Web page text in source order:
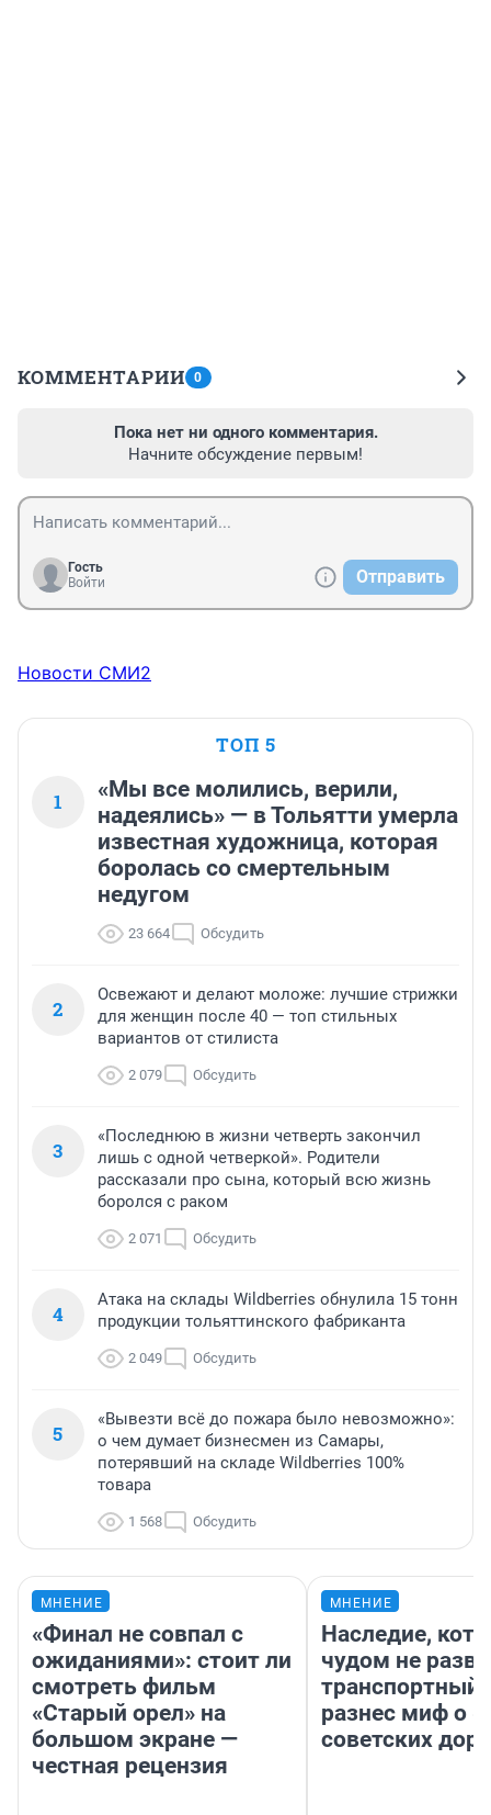
КОММЕНТАРИИ 0
Пока нет ни одного комментария.
Начните обсуждение первым!
Гость
Войти
Отправить
Новости СМИ2
ТОП 5
1
«Мы все молились, верили,
надеялись» — в Тольятти умерла
известная художница, которая
боролась со смертельным
недугом
23 664 Обсудить
2
Освежают и делают моложе: лучшие стрижки
для женщин после 40 — топ стильных
вариантов от стилиста
2 079 Обсудить
3
«Последнюю в жизни четверть закончил
лишь с одной четверкой». Родители
рассказали про сына, который всю жизнь
боролся с раком
2 071 Обсудить
4
Атака на склады Wildberries обнулила 15 тонн
продукции тольяттинского фабриканта
2 049 Обсудить
5
«Вывезти всё до пожара было невозможно»:
о чем думает бизнесмен из Самары,
потерявший на складе Wildberries 100%
товара
1 568 Обсудить
МНЕНИЕ
«Финал не совпал с
ожиданиями»: стоит ли
смотреть фильм
«Старый орел» на
большом экране —
честная рецензия
МНЕНИЕ
Наследие,
чудом не
транспортный
разнес миф о
советских